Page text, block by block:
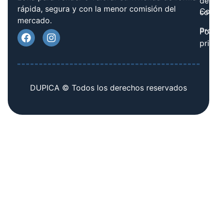
rápida, segura y con la menor comisión del
mercado.
DUPICA © Todos los derechos reservados